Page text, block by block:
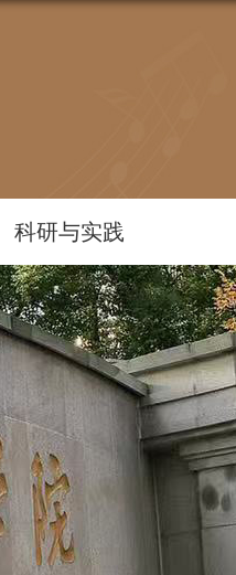
科研与实践